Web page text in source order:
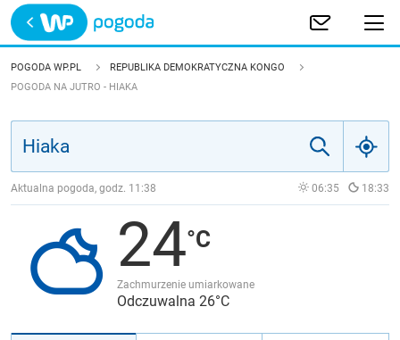
Trwa ładowanie
POLSKA
JAKOŚĆ POWIETRZA
POGODA WP.PL
REPUBLIKA DEMOKRATYCZNA KONGO
POGODA NA JUTRO - HIAKA
Aktualna pogoda, godz. 11:38 06:35 18:33
24
Zachmurzenie umiarkowane
Odczuwalna 26°C